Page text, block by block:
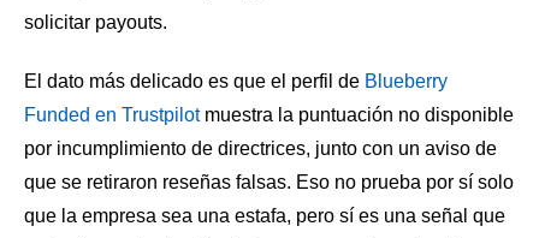
solicitar payouts.
El dato más delicado es que el perfil de Blueberry
Funded en Trustpilotmuestra la puntuación no disponible
por incumplimiento de directrices, junto con un aviso de
que se retiraron reseñas falsas. Eso no prueba por sí solo
que la empresa sea una estafa, pero sí es una señal que